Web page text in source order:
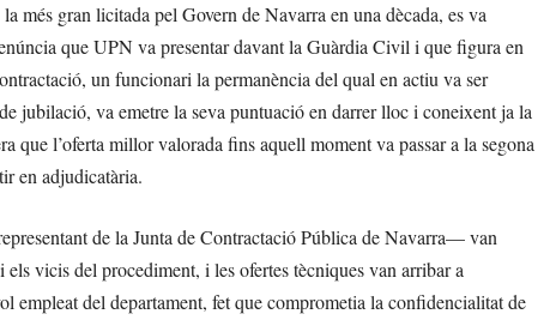
més gran licitada pel Govern de Navarra en una dècada, es va
que UPN va presentar davant la Guàrdia Civil i que figura en
un funcionari la permanència del qual en actiu va ser
jubilació, va emetre la seva puntuació en darrer lloc i coneixent ja la
que l’oferta millor valorada fins aquell moment va passar a la segona
en adjudicatària.
de la Junta de Contractació Pública de Navarra— van
vicis del procediment, i les ofertes tècniques van arribar a
empleat del departament, fet que comprometia la confidencialitat de